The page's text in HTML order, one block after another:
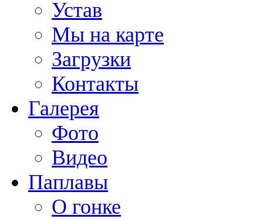
Устав
Мы на карте
Загрузки
Контакты
Галерея
Фото
Видео
Паплавы
О гонке